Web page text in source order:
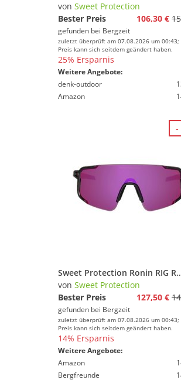
von Sweet Protection
Bester Preis
106,30 €
gefunden bei Bergzeit
zuletzt überprüft am 07.08.2026 um 00:43;
Preis kann sich seitdem geändert haben.
25% Ersparnis
Weitere Angebote:
denk-outdoor
Amazon
Sweet Protection
von Sweet Protection
Bester Preis
127,50 €
gefunden bei Bergzeit
zuletzt überprüft am 07.08.2026 um 00:43;
Preis kann sich seitdem geändert haben.
14% Ersparnis
Weitere Angebote:
Amazon
Bergfreunde
-